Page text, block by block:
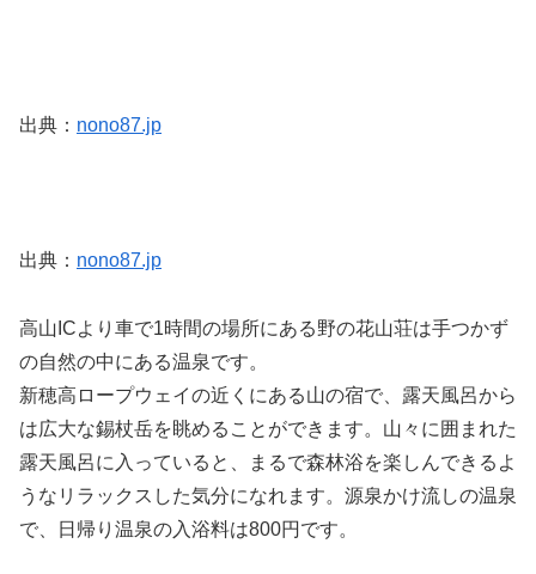
出典： nono87.jp
出典： nono87.jp
高山ICより車で1時間の場所にある野の花山荘は手つかず
の自然の中にある温泉です。
新穂高ロープウェイの近くにある山の宿で、露天風呂から
は広大な錫杖岳を眺めることができます。山々に囲まれた
露天風呂に入っていると、まるで森林浴を楽しんできるよ
うなリラックスした気分になれます。源泉かけ流しの温泉
で、日帰り温泉の入浴料は800円です。